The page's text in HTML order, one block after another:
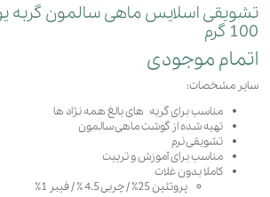
تشویقی اسلایس ماهی سالمون گربه
100 گرم
اتمام موجودی
سایر مشخصات:
مناسب برای گربه های بالغ همه نژاد ها
تهیه شده از گوشت ماهی سالمون
تشویقی نرم
مناسب برای آموزش و تربیت
کاملا بدون غلات
پروتئین 25٪ / چربی 4.5 ٪‌ / فیبر 1٪